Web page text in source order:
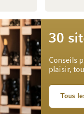
30
Conseils
plaisir,
Tous